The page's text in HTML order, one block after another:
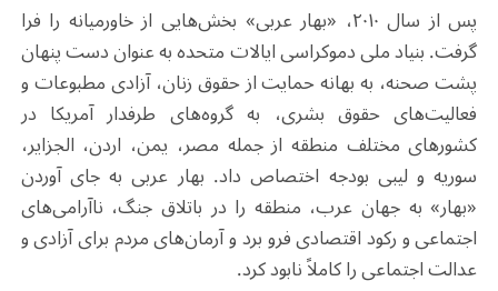
پس از سال ۲۰۱۰، «بهار عربی» بخش‌هایی از خاورمیانه را فرا
گرفت. بنیاد ملی دموکراسی ایالات متحده به عنوان دست پنهان
پشت صحنه، به بهانه حمایت از حقوق زنان، آزادی مطبوعات و
فعالیت‌های حقوق بشری، به گروه‌های طرفدار آمریکا در
کشورهای مختلف منطقه از جمله مصر، یمن، اردن، الجزایر،
سوریه و لیبی بودجه اختصاص داد. بهار عربی به جای آوردن
«بهار» به جهان عرب، منطقه را در باتلاق جنگ، ناآرامی‌های
اجتماعی و رکود اقتصادی فرو برد و آرمان‌های مردم برای آزادی و
عدالت اجتماعی را کاملاً نابود کرد.